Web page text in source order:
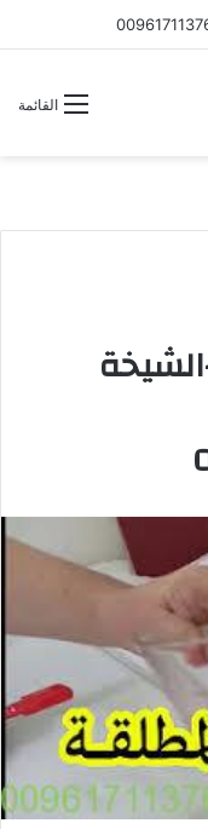
القائمة